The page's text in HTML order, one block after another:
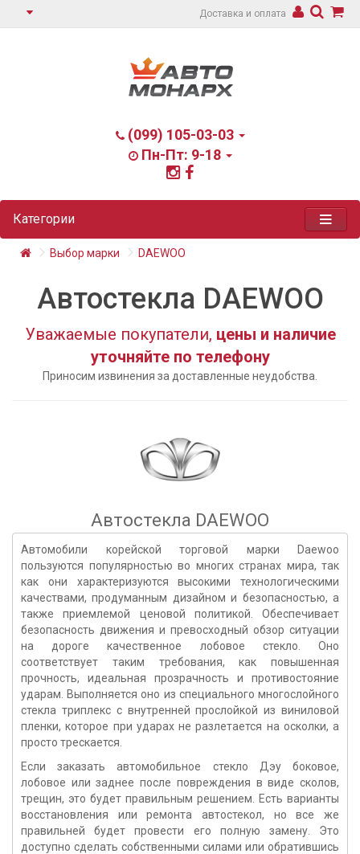
Доставка и оплата
(099) 105-03-03
Пн-Пт: 9-18
Категории
Выбор марки DAEWOO
Автостекла DAEWOO
Уважаемые покупатели, цены и наличие
уточняйте по телефону
Приносим извинения за доставленные неудобства.
Автостекла DAEWOO
Автомобили корейской торговой марки Daewoo
пользуются популярностью во многих странах мира, так
как они характеризуются высокими технологическими
качествами, продуманным дизайном и безопасностью, а
также приемлемой ценовой политикой. Обеспечивает
безопасность движения и превосходный обзор ситуации
на дороге качественное лобовое стекло. Оно
соответствует таким требования, как повышенная
прочность, идеальная прозрачность и противостояние
ударам. Выполняется оно из специального многослойного
стекла триплекс с внутренней прослойкой из виниловой
пленки, которое при ударах не разлетается на осколки, а
просто трескается.
Еслизаказать автомобильное стекло Дэубоковое,
лобовое или заднее после повреждения в виде сколов,
трещин, это будет правильным решением. Есть варианты
восстановления или ремонта автостекол, но все же
правильней будет провести его полную замену. Это
доступно сделать собственными силами или обратившись